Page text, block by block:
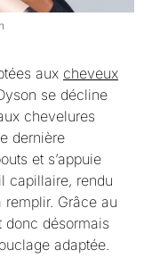
aux cheveux
se décline
chevelures
dernière
et s’appuie
capillaire, rendu
Grâce au
donc désormais
adaptée.